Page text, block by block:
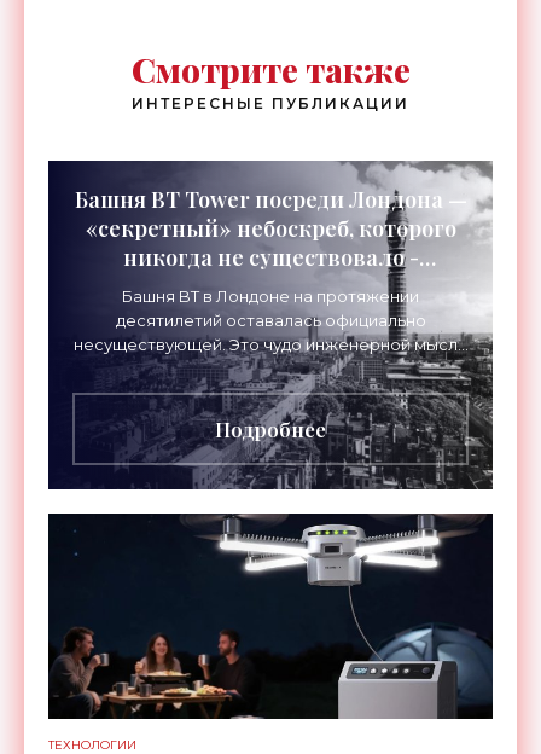
Смотрите также
ИНТЕРЕСНЫЕ ПУБЛИКАЦИИ
Башня BT Tower посреди Лондона —
«секретный» небоскреб, которого
никогда не существовало -
«Технологии»
Башня BT в Лондоне на протяжении
десятилетий оставалась официально
несуществующей. Это чудо инженерной мысли
высотой 189 метров привлекало тысячи
посетителей, знаменитостей и даже членов
Подробнее
ТЕХНОЛОГИИ